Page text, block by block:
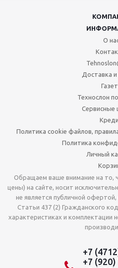
О
Доставка
Технослон
Сервисные
Политика cookie файлов,
Политика
Личный
Обращаем ваше внимание на то,
цены) на сайте, носит
не является публичной
Статьи 437 (2) Гражданского
характеристиках и комплектации
+7
+7